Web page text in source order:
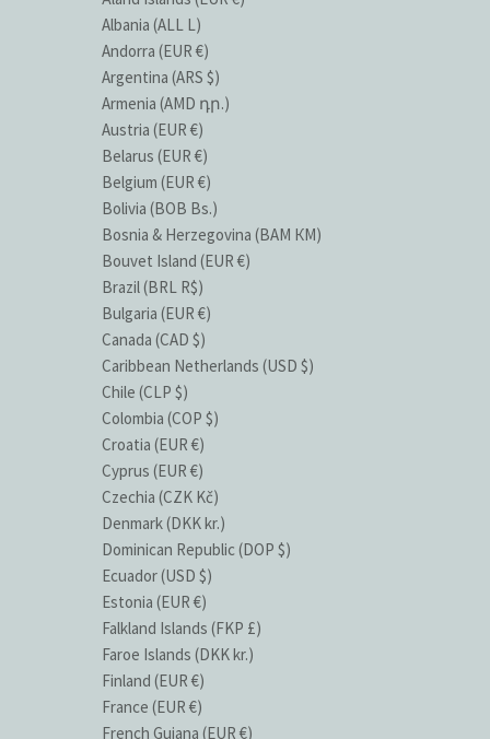
Albania (ALL L)
Andorra (EUR €)
Argentina (ARS $)
Armenia (AMD դր.)
Austria (EUR €)
Belarus (EUR €)
Belgium (EUR €)
Bolivia (BOB Bs.)
Bosnia & Herzegovina (BAM КМ)
Bouvet Island (EUR €)
Brazil (BRL R$)
Bulgaria (EUR €)
Canada (CAD $)
Caribbean Netherlands (USD $)
Chile (CLP $)
Colombia (COP $)
Croatia (EUR €)
Cyprus (EUR €)
Czechia (CZK Kč)
Denmark (DKK kr.)
Dominican Republic (DOP $)
Ecuador (USD $)
Estonia (EUR €)
Falkland Islands (FKP £)
Faroe Islands (DKK kr.)
Finland (EUR €)
France (EUR €)
French Guiana (EUR €)